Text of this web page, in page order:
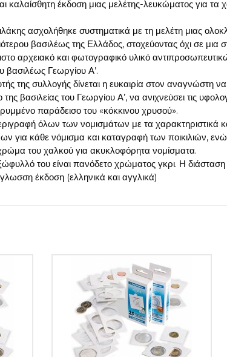
καλαίσθητη έκδοση μιας μελέτης-λευκώματος για
ασχολήθηκε συστηματικά με τη μελέτη μιας
βασιλέως της Ελλάδος, στοχεύοντας όχι σε
αρχειακό και φωτογραφικό υλικό
βασιλέως Γεωργίου Α’.
της συλλογής δίνεται η ευκαιρία στον αναγνώστη να
βασιλείας του Γεωργίου Α’, να ανιχνεύσει τις
παράδεισο του «κόκκινου χρυσού».
όλων των νομισμάτων με τα χαρακτηριστικά
για κάθε νόμισμα και καταγραφή των ποικιλιών,
του χαλκού για ακυκλοφόρητα νομίσματα.
του είναι πανόδετο χρώματος γκρι. Η
έκδοση (ελληνικά και αγγλικά)